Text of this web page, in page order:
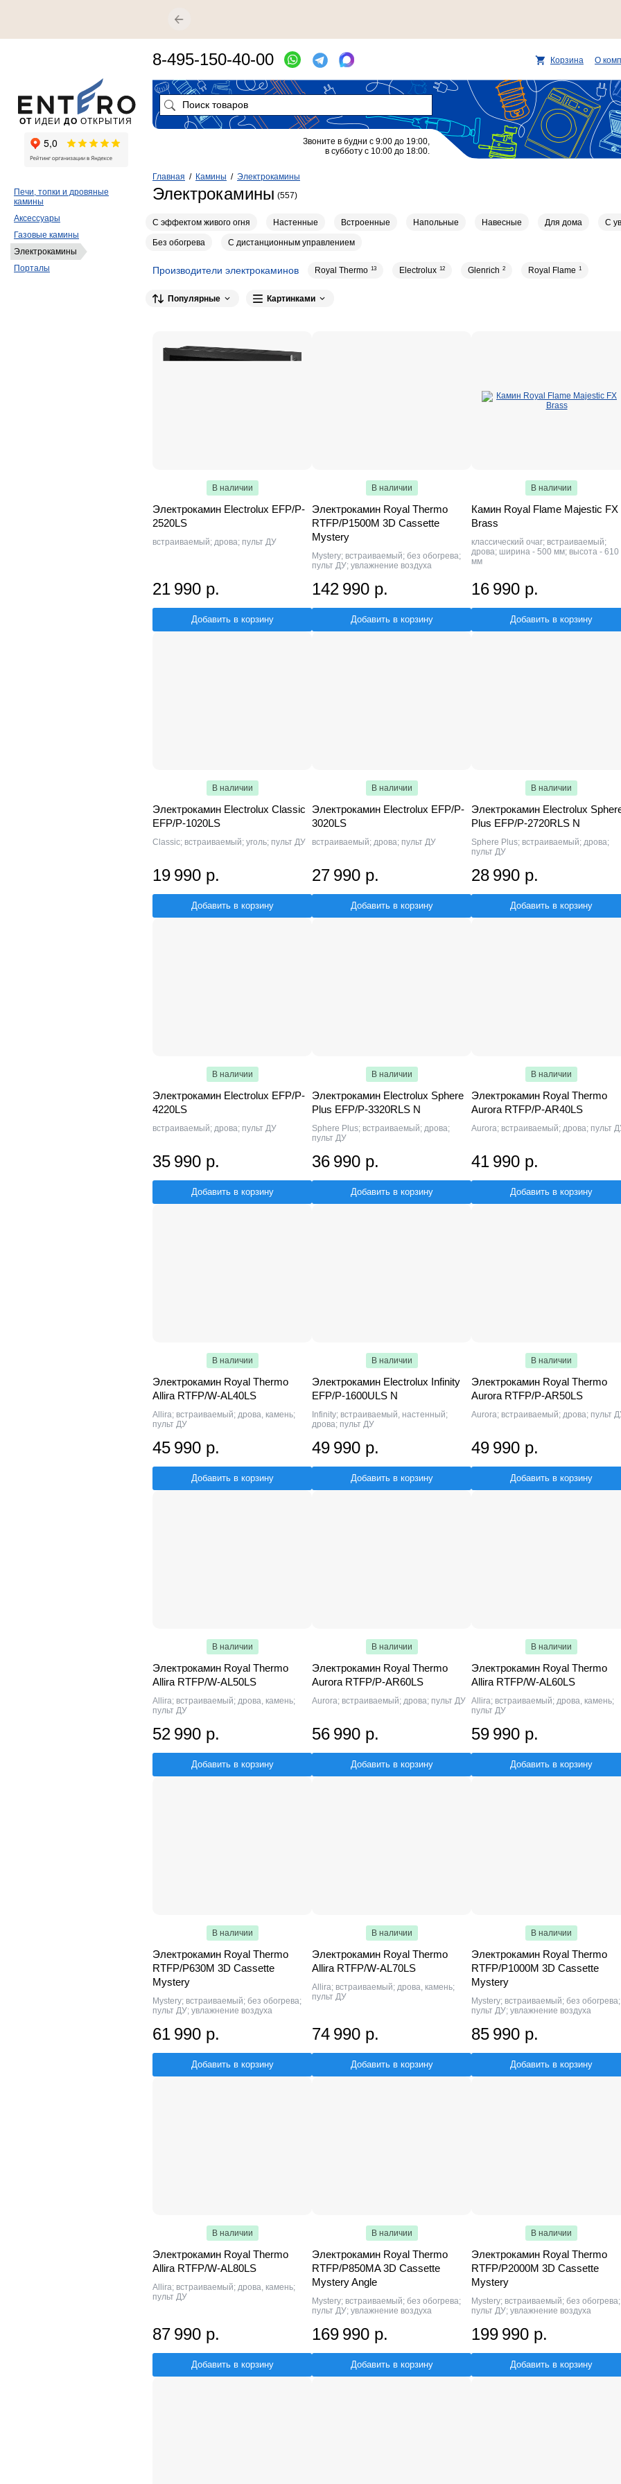
Главная / Камины / Электрокамины
Электрокамины (557)
С эффектом живого огня Настенные Встроенные Напольные Навесные Для дома С
Без обогрева С дистанционным управлением
Производители электрокаминов Royal Thermo 13 Electrolux 12 Glenrich 2 Royal Flame 1
Популярные Картинками
В наличии
Электрокамин Electrolux EFP/P-
2520LS
встраиваемый; дрова; пульт ДУ
21 990 р.
Добавить в корзину
В наличии
Электрокамин Royal Thermo
RTFP/P1500M 3D Cassette
Mystery
Mystery; встраиваемый; без обогрева;
пульт ДУ; увлажнение воздуха
142 990 р.
Добавить в корзину
В наличии
Камин Royal Flame Majestic FX
Brass
классический очаг; встраиваемый;
дрова; ширина - 500 мм; высота - 610
мм
16 990 р.
Добавить в корзину
В наличии
Электрокамин Electrolux Classic
EFP/P-1020LS
Classic; встраиваемый; уголь; пульт ДУ
19 990 р.
Добавить в корзину
В наличии
Электрокамин Electrolux EFP/P-
3020LS
встраиваемый; дрова; пульт ДУ
27 990 р.
Добавить в корзину
В наличии
Электрокамин Electrolux
Plus EFP/P-2720RLS N
Sphere Plus; встраиваемый; дрова;
пульт ДУ
28 990 р.
Добавить в корзину
В наличии
Электрокамин Electrolux EFP/P-
4220LS
встраиваемый; дрова; пульт ДУ
35 990 р.
Добавить в корзину
В наличии
Электрокамин Electrolux Sphere
Plus EFP/P-3320RLS N
Sphere Plus; встраиваемый; дрова;
пульт ДУ
36 990 р.
Добавить в корзину
В наличии
Электрокамин Royal Thermo
Aurora RTFP/P-AR40LS
Aurora; встраиваемый; дрова; пульт
41 990 р.
Добавить в корзину
В наличии
Электрокамин Royal Thermo
Allira RTFP/W-AL40LS
Allira; встраиваемый; дрова, камень;
пульт ДУ
45 990 р.
Добавить в корзину
В наличии
Электрокамин Electrolux Infinity
EFP/P-1600ULS N
Infinity; встраиваемый, настенный;
дрова; пульт ДУ
49 990 р.
Добавить в корзину
В наличии
Электрокамин Royal Thermo
Aurora RTFP/P-AR50LS
Aurora; встраиваемый; дрова; пульт
49 990 р.
Добавить в корзину
В наличии
Электрокамин Royal Thermo
Allira RTFP/W-AL50LS
Allira; встраиваемый; дрова, камень;
пульт ДУ
52 990 р.
Добавить в корзину
В наличии
Электрокамин Royal Thermo
Aurora RTFP/P-AR60LS
Aurora; встраиваемый; дрова; пульт ДУ
56 990 р.
Добавить в корзину
В наличии
Электрокамин Royal Thermo
Allira RTFP/W-AL60LS
Allira; встраиваемый; дрова, камень;
пульт ДУ
59 990 р.
Добавить в корзину
В наличии
Электрокамин Royal Thermo
RTFP/P630M 3D Cassette
Mystery
Mystery; встраиваемый; без обогрева;
пульт ДУ; увлажнение воздуха
61 990 р.
Добавить в корзину
В наличии
Электрокамин Royal Thermo
Allira RTFP/W-AL70LS
Allira; встраиваемый; дрова, камень;
пульт ДУ
74 990 р.
Добавить в корзину
В наличии
Электрокамин Royal Thermo
RTFP/P1000M 3D Cassette
Mystery
Mystery; встраиваемый; без обогрева;
пульт ДУ; увлажнение воздуха
85 990 р.
Добавить в корзину
В наличии
Электрокамин Royal Thermo
Allira RTFP/W-AL80LS
Allira; встраиваемый; дрова, камень;
пульт ДУ
87 990 р.
Добавить в корзину
В наличии
Электрокамин Royal Thermo
RTFP/P850MA 3D Cassette
Mystery Angle
Mystery; встраиваемый; без обогрева;
пульт ДУ; увлажнение воздуха
169 990 р.
Добавить в корзину
В наличии
Электрокамин Royal Thermo
RTFP/P2000M 3D Cassette
Mystery
Mystery; встраиваемый; без обогрева;
пульт ДУ; увлажнение воздуха
199 990 р.
Добавить в корзину
Печи, топки и дровяные
камины
Аксессуары
Газовые камины
Электрокамины
Порталы
ОТ ИДЕИ ДО ОТКРЫТИЯ
8-495-150-40-00 Корзина О
Звоните в будни с 9:00 до 19:00,
в субботу с 10:00 до 18:00.